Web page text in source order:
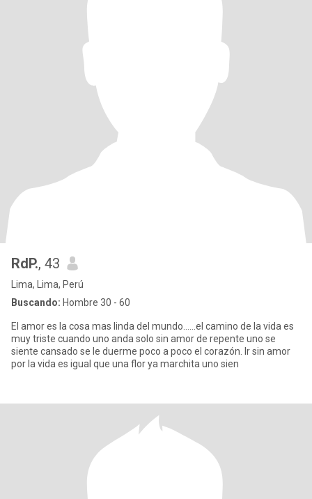
RdP., 43
Lima, Lima, Perú
Buscando: Hombre 30 - 60
El amor es la cosa mas linda del mundo......el camino de la vida es
muy triste cuando uno anda solo sin amor de repente uno se
siente cansado se le duerme poco a poco el corazón. Ir sin amor
por la vida es igual que una flor ya marchita uno sien